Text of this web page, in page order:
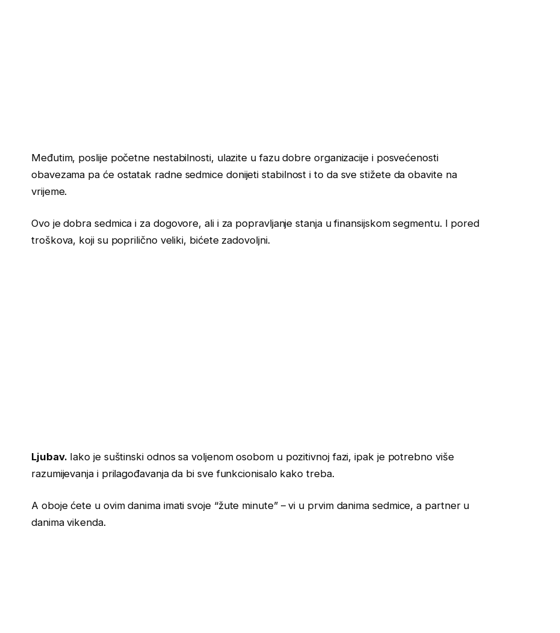
Međutim, poslije početne nestabilnosti, ulazite u fazu dobre organizacije i posvećenosti
obavezama pa će ostatak radne sedmice donijeti stabilnost i to da sve stižete da obavite na
vrijeme.
Ovo je dobra sedmica i za dogovore, ali i za popravljanje stanja u finansijskom segmentu. I pored
troškova, koji su poprilično veliki, bićete zadovoljni.
Ljubav. Iako je suštinski odnos sa voljenom osobom u pozitivnoj fazi, ipak je potrebno više
razumijevanja i prilagođavanja da bi sve funkcionisalo kako treba.
A oboje ćete u ovim danima imati svoje “žute minute” – vi u prvim danima sedmice, a partner u
danima vikenda.